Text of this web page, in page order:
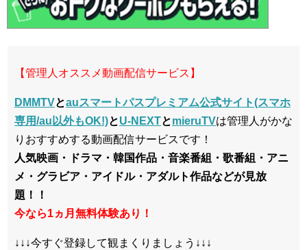
【管理人オススメ動画配信サービス】
DMMTVとauスマートパスプレミアム公式サイト(スマホ
専用/au以外もOK!)とU-NEXTとmieruTVは管理人がかな
りおすすめする動画配信サービスです！
人気映画・ドラマ・韓国作品・音楽番組・歌番組・アニ
メ・グラビア・アイドル・アダルト作品などが見放
題！！
今なら1ヵ月無料体験あり！
↓↓↓今すぐ登録して観まくりましょう↓↓↓